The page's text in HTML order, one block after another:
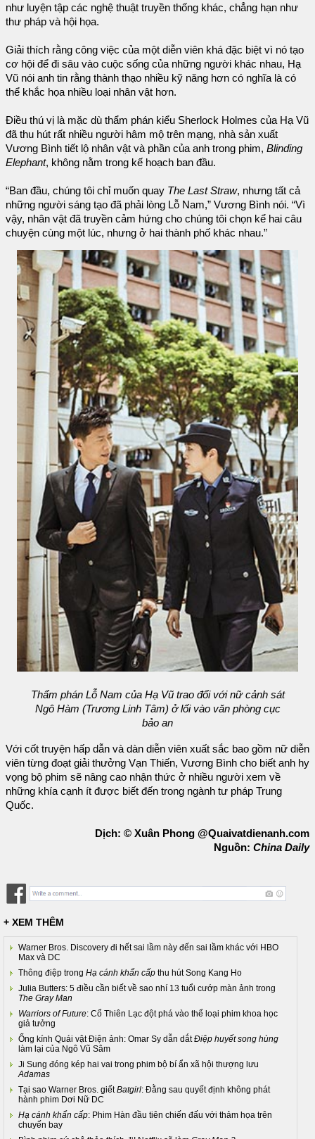
như luyện tập các nghệ thuật truyền thống khác, chẳng hạn như
thư pháp và hội họa.
Giải thích rằng công việc của một diễn viên khá đặc biệt vì nó tạo
cơ hội để đi sâu vào cuộc sống của những người khác nhau, Hạ
Vũ nói anh tin rằng thành thạo nhiều kỹ năng hơn có nghĩa là có
thể khắc họa nhiều loại nhân vật hơn.
Điều thú vị là mặc dù thẩm phán kiểu Sherlock Holmes của Hạ Vũ
đã thu hút rất nhiều người hâm mộ trên mạng, nhà sản xuất
Vương Bình tiết lộ nhân vật và phần của anh trong phim, Blinding
Elephant, không nằm trong kế hoạch ban đầu.
“Ban đầu, chúng tôi chỉ muốn quay The Last Straw, nhưng tất cả
những người sáng tạo đã phải lòng Lỗ Nam,” Vương Bình nói. “Vì
vậy, nhân vật đã truyền cảm hứng cho chúng tôi chọn kể hai câu
chuyện cùng một lúc, nhưng ở hai thành phố khác nhau.”
Thẩm phán Lỗ Nam của Hạ Vũ trao đổi với nữ cảnh sát
Ngô Hàm (Trương Linh Tâm) ở lối vào văn phòng cục
bảo an
Với cốt truyện hấp dẫn và dàn diễn viên xuất sắc bao gồm nữ diễn
viên từng đoạt giải thưởng Vạn Thiến, Vương Bình cho biết anh hy
vọng bộ phim sẽ nâng cao nhận thức ở nhiều người xem về
những khía cạnh ít được biết đến trong ngành tư pháp Trung
Quốc.
Dịch: © Xuân Phong @Quaivatdienanh.com
Nguồn: China Daily
+ XEM THÊM
Warner Bros. Discovery đi hết sai lầm này đến sai lầm khác với HBO
Max và DC
Thông điệp trong Hạ cánh khẩn cấp thu hút Song Kang Ho
Julia Butters: 5 điều cần biết về sao nhí 13 tuổi cướp màn ảnh trong
The Gray Man
Warriors of Future: Cổ Thiên Lạc đột phá vào thể loại phim khoa học
giả tưởng
Ống kính Quái vật Điện ảnh: Omar Sy dẫn dắtĐiệp huyết song hùng
làm lại của Ngô Vũ Sâm
Ji Sung đóng kép hai vai trong phim bộ bí ẩn xã hội thượng lưu
Adamas
Tại sao Warner Bros. giếtBatgirl: Đằng sau quyết định không phát
hành phim Dơi Nữ DC
Hạ cánh khẩn cấp: Phim Hàn đầu tiên chiến đấu với thảm họa trên
chuyến bay